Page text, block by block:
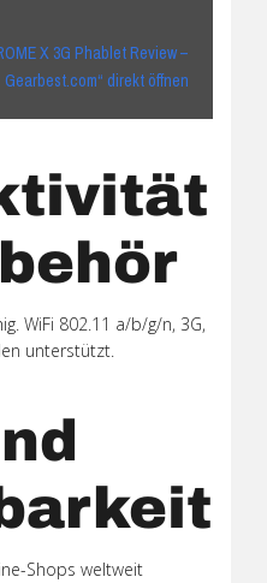
X 3G Phablet Review –
Gearbest.com“ direkt öffnen
WiFi 802.11 a/b/g/n, 3G,
unterstützt.
Shops weltweit